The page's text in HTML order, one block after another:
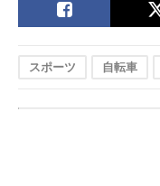
スポーツ 自転車